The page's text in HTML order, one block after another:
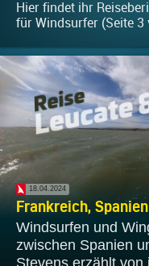
Hier findet ihr
für Windsurfer (Seite 3
18.04.2024
Frankreich, Spanien
Windsurfen und
zwischen Spanien
Stevens erzählt von